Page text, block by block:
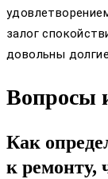
залог
довольны
Вопросы
Как
к ремонту,